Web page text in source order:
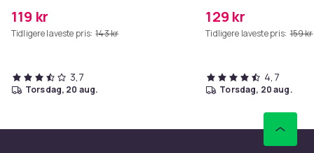
119 kr
Tidligere laveste pris: 143 kr
3,7
torsdag, 20 aug.
129 kr
Tidligere laveste pris: 159 kr
4,7
torsdag, 20 aug.